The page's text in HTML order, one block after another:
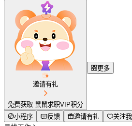
邀请有礼
免费获取 鼠鼠求职VIP积分
更多
小程序 反馈 邀请有礼
关注